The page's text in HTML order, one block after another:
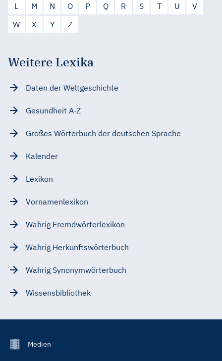
L
M N O P Q R S T U
V
W
X Y Z
Weitere Lexika
Daten der Weltgeschichte
Gesundheit A-Z
Großes Wörterbuch der deutschen Sprache
Kalender
Lexikon
Vornamenlexikon
Wahrig Fremdwörterlexikon
Wahrig Herkunftswörterbuch
Wahrig Synonymwörterbuch
Wissensbibliothek
FooterMedien